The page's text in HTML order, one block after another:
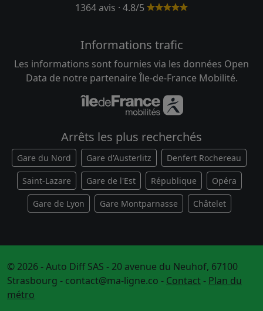
1364 avis · 4.8/5
Informations trafic
Les informations sont fournies via les données Open
Data de notre partenaire Île-de-France Mobilité.
Arrêts les plus recherchés
Gare du Nord Gare d'Austerlitz Denfert Rochereau
Saint-Lazare Gare de l'Est République Opéra
Gare de Lyon Gare Montparnasse Châtelet
© 2026 - Auto Diff SAS - 20 avenue du Neuhof, 67100
Strasbourg - contact@ma-ligne.co - Contact- Plan du
métro